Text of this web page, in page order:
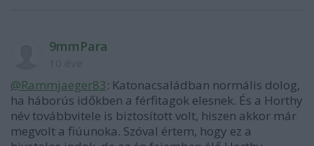
9mmPara
@Rammjaeger83: Katonacsaládban normális dolog,
ha háborús időkben a férfitagok elesnek. És a Horthy
név továbbvitele is biztosított volt, hiszen akkor már
megvolt a fiúunoka. Szóval értem, hogy ez a